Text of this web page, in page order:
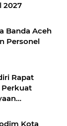
2027
Banda Aceh
Personel
Rapat
Perkuat
Kota